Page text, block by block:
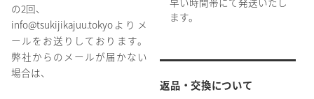
の2回、
info@tsukijikajuu.tokyoよりメ
ールをお送りしております。
弊社からのメールが届かない
場合は、
ます。
返品・交換について